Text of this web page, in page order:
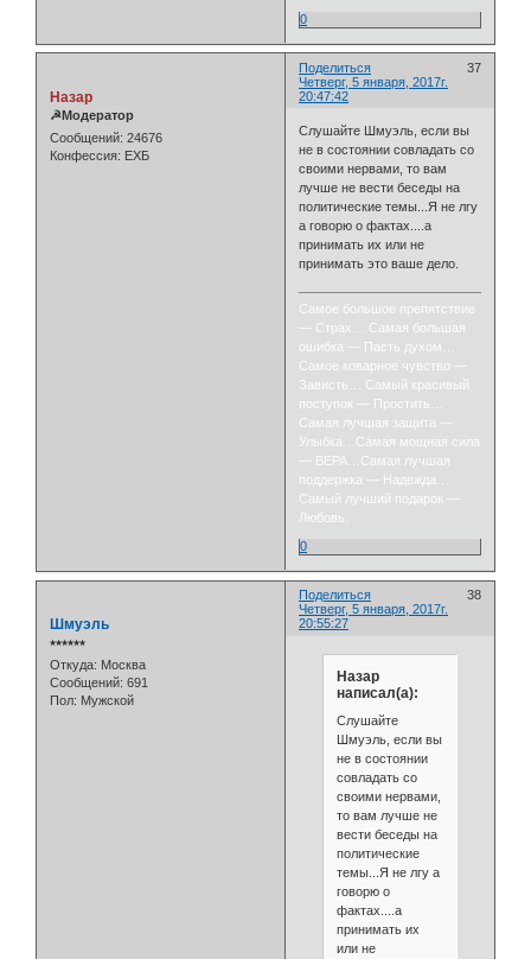
0
Поделиться
37
Четверг, 5 января, 2017г.
20:47:42
Назар
☭Модератор
Сообщений: 24676
Конфессия: ЕХБ
Слушайте Шмуэль, если вы
не в состоянии совладать со
своими нервами, то вам
лучше не вести беседы на
политические темы...Я не лгу
а говорю о фактах....а
принимать их или не
принимать это ваше дело.
Самое большое препятствие
— Страх… Самая большая
ошибка — Пасть духом…
Самое коварное чувство —
Зависть… Самый красивый
поступок — Простить…
Самая лучшая защита —
Улыбка…Самая мощная сила
— ВЕРА…Самая лучшая
поддержка — Надежда…
Самый лучший подарок —
Любовь.
0
Поделиться
38
Четверг, 5 января, 2017г.
20:55:27
Шмуэль
⭒⭒⭒⭒⭒⭒
Откуда: Москва
Сообщений: 691
Пол: Мужской
Назар
написал(а):
Слушайте
Шмуэль, если вы
не в состоянии
совладать со
своими нервами,
то вам лучше не
вести беседы на
политические
темы...Я не лгу а
говорю о
фактах....а
принимать их
или не